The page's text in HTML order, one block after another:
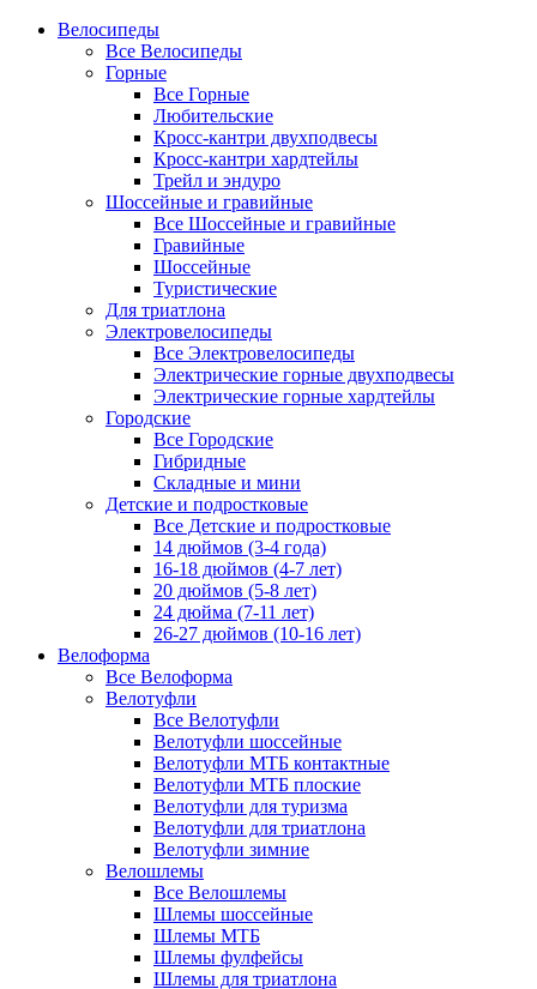
Велосипеды
Все Велосипеды
Горные
Все Горные
Любительские
Кросс-кантри двухподвесы
Кросс-кантри хардтейлы
Трейл и эндуро
Шоссейные и гравийные
Все Шоссейные и гравийные
Гравийные
Шоссейные
Туристические
Для триатлона
Электровелосипеды
Все Электровелосипеды
Электрические горные двухподвесы
Электрические горные хардтейлы
Городские
Все Городские
Гибридные
Складные и мини
Детские и подростковые
Все Детские и подростковые
14 дюймов (3-4 года)
16-18 дюймов (4-7 лет)
20 дюймов (5-8 лет)
24 дюйма (7-11 лет)
26-27 дюймов (10-16 лет)
Велоформа
Все Велоформа
Велотуфли
Все Велотуфли
Велотуфли шоссейные
Велотуфли МТБ контактные
Велотуфли МТБ плоские
Велотуфли для туризма
Велотуфли для триатлона
Велотуфли зимние
Велошлемы
Все Велошлемы
Шлемы шоссейные
Шлемы МТБ
Шлемы фулфейсы
Шлемы для триатлона